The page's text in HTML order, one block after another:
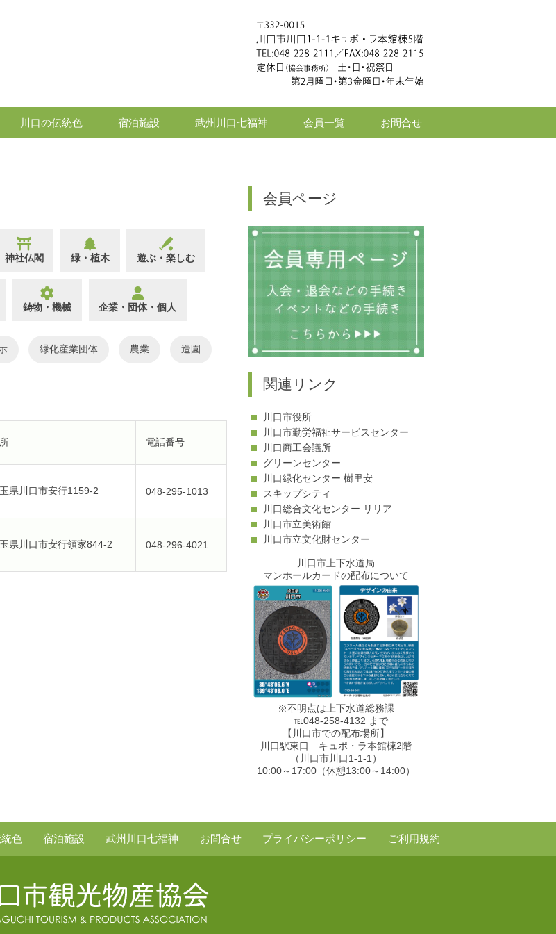
川口の伝統色 宿泊施設 武州川口七福神 会員一覧 お問合せ
神社仏閣 緑・植木 遊ぶ・楽しむ
鋳物・機械 企業・団体・個人
緑化産業団体 農業 造園
電話番号
県川口市安行1159-2 048-295-1013
県川口市安行領家844-2 048-296-4021
会員ページ
関連リンク
川口市役所
川口市勤労福祉サービスセンター
川口商工会議所
グリーンセンター
川口緑化センター 樹里安
スキップシティ
川口総合文化センター リリア
川口市立美術館
川口市立文化財センター
川口市上下水道局
マンホールカードの配布について
※不明点は上下水道総務課
℡048-258-4132 まで
【川口市での配布場所】
川口駅東口 キュポ・ラ本館棟2階
（川口市川口1-1-1）
10:00～17:00（休憩13:00～14:00）
色 宿泊施設 武州川口七福神 お問合せ プライバシーポリシー ご利用規約